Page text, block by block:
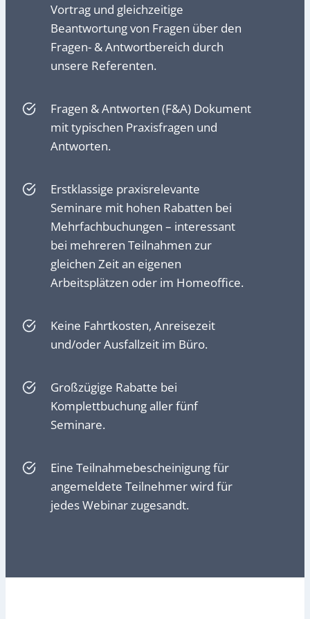
Vortrag und gleichzeitige
Beantwortung von Fragen über den
Fragen- & Antwortbereich durch
unsere Referenten.
Fragen & Antworten (F&A) Dokument
mit typischen Praxisfragen und
Antworten.
Erstklassige praxisrelevante
Seminare mit hohen Rabatten bei
Mehrfachbuchungen – interessant
bei mehreren Teilnahmen zur
gleichen Zeit an eigenen
Arbeitsplätzen oder im Homeoffice.
Keine Fahrtkosten, Anreisezeit
und/oder Ausfallzeit im Büro.
Großzügige Rabatte bei
Komplettbuchung aller fünf
Seminare.
Eine Teilnahmebescheinigung für
angemeldete Teilnehmer wird für
jedes Webinar zugesandt.